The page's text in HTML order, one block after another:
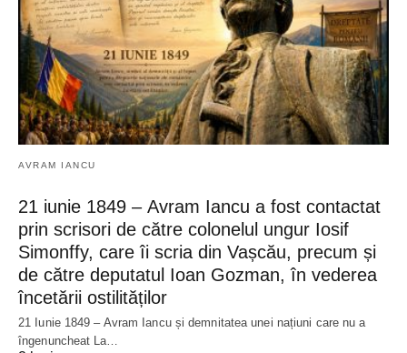
AVRAM IANCU
21 iunie 1849 – Avram Iancu a fost contactat
prin scrisori de către colonelul ungur Iosif
Simonffy, care îi scria din Vașcău, precum și
de către deputatul Ioan Gozman, în vederea
încetării ostilităților
21 Iunie 1849 – Avram Iancu și demnitatea unei națiuni care nu a
îngenuncheat La…